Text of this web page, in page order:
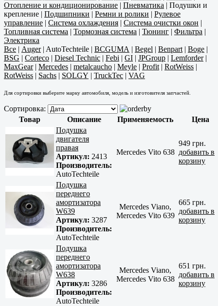
Отопление и кондиционирование | Пневматика | Подушки и
крепление | Подшипники | Ремни и ролики | Рулевое
управление | Система охлаждения | Система очистки окон |
Топливная система | Тормозная система | Тюнинг | Фильтра |
Электрика
Все | Auger| AutoTechteile | BCGUMA | Begel | Benpart | Boge |
BSG | Corteco | Diesel Technic | Febi | GI | JPGroup | Lemforder|
MaxGear| Mercedes | metalcaucho | Meyle | Profit | RotWeiss |
RotWeiss | Sachs | SOLGY | TruckTec | VAG
Для сортировки выберите марку автомобиля, модель и изготовителя запчастей.
Сортировка:
Товар
Описание Применяемость
Цена
Подушка
двигателя
правая
Артикул: 2413
Производитель:
AutoTechteile
Mercedes Vito 638
949 грн.
добавить в
корзину
Подушка
переднего
амортизатора
W639
Артикул: 3287
Производитель:
AutoTechteile
Mercedes Viano,
Mercedes Vito 639
665 грн.
добавить в
корзину
Подушка
переднего
амортизатора
W638
Артикул: 3286
Производитель:
AutoTechteile
Mercedes Viano,
Mercedes Vito 638
651 грн.
добавить в
корзину